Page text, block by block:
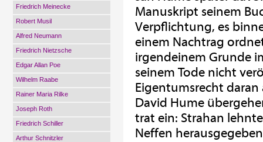
Friedrich Meinecke
Robert Musil
Alfred Neumann
Friedrich Nietzsche
Edgar Allan Poe
Wilhelm Raabe
Rainer Maria Rilke
Joseph Roth
Friedrich Schiller
Arthur Schnitzler
Manuskript seinem
Verpflichtung, es
einem Nachtrag
irgendeinem Grunde
seinem Tode nicht
Eigentumsrecht
David Hume
trat ein: Strahan
Neffen